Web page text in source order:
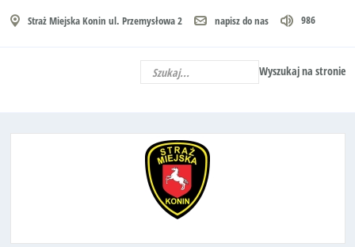
Straż Miejska Konin ul. Przemysłowa 2 napisz do nas 986
Wyszukaj na stronie